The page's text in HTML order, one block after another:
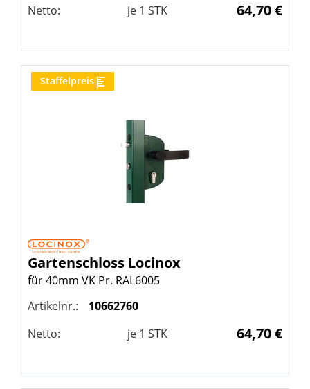
Netto:
je 1 STK 64,70 €
Staffelpreis
Gartenschloss Locinox
für 40mm VK Pr. RAL6005
Artikelnr.:
10662760
Netto:
je 1 STK 64,70 €